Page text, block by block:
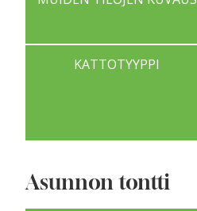
KATTOTYYPPI
Asunnon tontti